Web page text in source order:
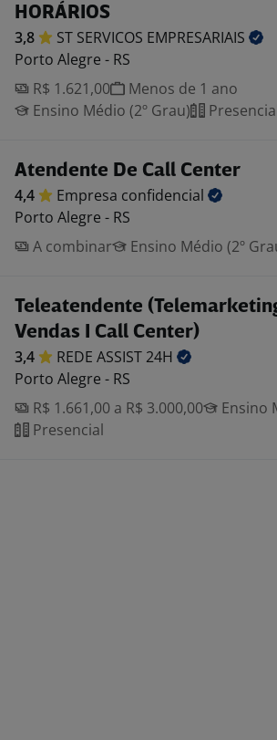
HORÁRIOS
3,8 ST SERVICOS EMPRESARIAIS
Porto Alegre - RS
R$ 1.621,00
Menos de 1 ano
Ensino Médio (2º Grau)
Atendente De Call Center
4,4 Empresa confidencial
Porto Alegre - RS
A combinar
Ensino Médio (2º
Teleatendente
Vendas I Call Center)
3,4 REDE ASSIST24H
Porto Alegre - RS
R$ 1.661,00 a R$ 3.000,00
Ensino
Presencial